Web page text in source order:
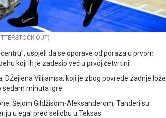
OUT)
uspjeli da se oporave od poraza u prvom
koji ih je zadesio već u prvoj četvrtini.
Vilijamsa, koji je zbog povrede zadnje lože
sedam minuta igre.
Šejom Gildžisom-Aleksanderom, Tanderi su
u egal pred selidbu u Teksas.